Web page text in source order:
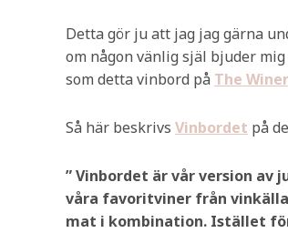
Detta gör ju att jag jag gärna
om någon vänlig själ bjuder
som detta vinbord på The
Så här beskrivs Vinbordet på
” Vinbordet är vår version av
våra favoritviner från
mat i kombination. Istället